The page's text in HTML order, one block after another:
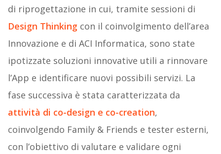
di riprogettazione in cui, tramite sessioni di
Design Thinkingcon il coinvolgimento dell’area
Innovazione e di ACI Informatica, sono state
ipotizzate soluzioni innovative utili a rinnovare
l’App e identificare nuovi possibili servizi. La
fase successiva è stata caratterizzata da
attività di co-design e co-creation,
coinvolgendo Family & Friends e tester esterni,
con l’obiettivo di valutare e validare ogni